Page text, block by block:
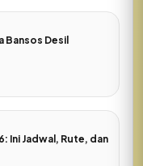
Bansos Desil
Ini Jadwal, Rute, dan